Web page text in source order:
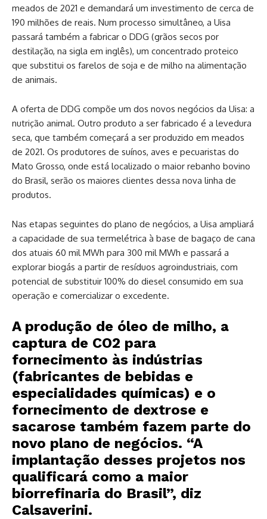
meados de 2021 e demandará um investimento de cerca de
190 milhões de reais. Num processo simultâneo, a Uisa
passará também a fabricar o DDG (grãos secos por
destilação, na sigla em inglês), um concentrado proteico
que substitui os farelos de soja e de milho na alimentação
de animais.
A oferta de DDG compõe um dos novos negócios da Uisa: a
nutrição animal. Outro produto a ser fabricado é a levedura
seca, que também começará a ser produzido em meados
de 2021. Os produtores de suínos, aves e pecuaristas do
Mato Grosso, onde está localizado o maior rebanho bovino
do Brasil, serão os maiores clientes dessa nova linha de
produtos.
Nas etapas seguintes do plano de negócios, a Uisa ampliará
a capacidade de sua termelétrica à base de bagaço de cana
dos atuais 60 mil MWh para 300 mil MWh e passará a
explorar biogás a partir de resíduos agroindustriais, com
potencial de substituir 100% do diesel consumido em sua
operação e comercializar o excedente.
A produção de óleo de milho, a
captura de CO2 para
fornecimento às indústrias
(fabricantes de bebidas e
especialidades químicas) e o
fornecimento de dextrose e
sacarose também fazem parte do
novo plano de negócios. “A
implantação desses projetos nos
qualificará como a maior
biorrefinaria do Brasil”, diz
Calsaverini.